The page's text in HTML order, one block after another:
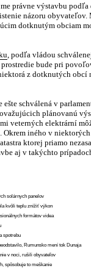
právne výstavbu
názoru
dotknutým obciam
, podľa vládou
bude pri
z dotknutých obcí
schválená v
plánovanú
veterných elektrární
Okrem iného v
ktorej priamo
aj v takýchto
solárnych panelov
kvôli teplu znížiť výkon
formátov videa
spotrebu
Rumunsko mení tok Dunaja
v noci, rušili obyvateľov
spôsobuje to meškanie